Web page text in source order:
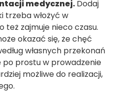
medycznej.Dodaj
trzeba włożyć w
też zajmuje nieco czasu.
okazać się, że chęć
własnych przekonań
po prostu w prowadzenie
możliwe do realizacji,